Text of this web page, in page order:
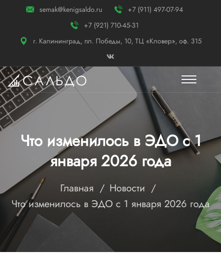
semak@kenigsaldo.ru
+7 (911) 497-07-94
+7 (921) 710-45-31
г. Калининград, пл. Победы, 10, ТЦ «Кловер», оф. 315
Что изменилось в ЭДО с 1
января 2026 года
Главная
Новости
Что изменилось в ЭДО с 1 января 2026 года